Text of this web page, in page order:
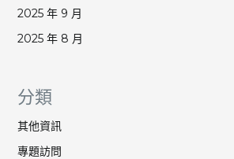
2025 年 9 月
2025 年 8 月
分類
其他資訊
專題訪問